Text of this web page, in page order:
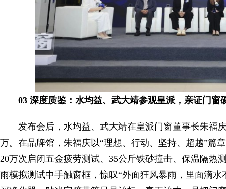
03 深度质鉴：水均益、武大靖参观皇派，亲证门窗
发布会后，水均益、武大靖在皇派门窗董事长朱福
万。在品牌馆，朱福庆以“理想、行动、坚持、超越”篇
20万次启闭五金疲劳测试、35公斤铁砂撞击、保温隔
雨模拟测试中手触窗框，惊叹“外面狂风暴雨，里面滴